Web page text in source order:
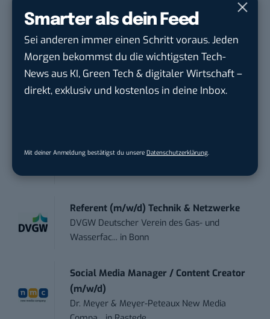
Smarter als dein Feed
Sei anderen immer einen Schritt voraus. Jeden
Morgen bekommst du die wichtigsten Tech-
News aus KI, Green Tech & digitaler Wirtschaft –
direkt, exklusiv und kostenlos in deine Inbox.
Mit deiner Anmeldung bestätigst du unsere Datenschutzerklärung
Social Media Content Creator (m/w/d)
moveUP Media GmbHinDüsseldorf
Anforderungs- und Projektmanager
Social Media Manager (m/w/d)
Referent (m/w/d) Technik & Netzwerke
DVGW Deutscher Verein des Gas- und
Wasserfac... in Bonn
Social Media Manager / Content Creator
(m/w/d)
Dr. Meyer & Meyer-Peteaux New Media